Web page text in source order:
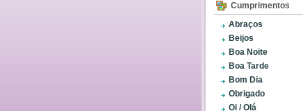
Cumprimentos
Abraços
Beijos
Boa Noite
Boa Tarde
Bom Dia
Obrigado
Oi / Olá